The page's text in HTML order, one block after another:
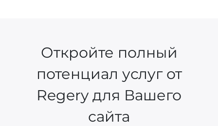
Откройте полный
потенциал услуг от
Regery для Вашего
сайта